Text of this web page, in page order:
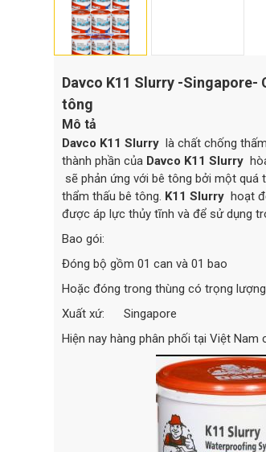
Davco K11 Slurry -Singapore-
tông
Mô tả
Davco K11 Slurry là chất chống
thành phần của Davco K11 Slurry
sẽ phản ứng với bê tông bởi một quá
thẩm thấu bê tông. K11 Slurry hoạt
được áp lực thủy tĩnh và để sử dụng
Bao gói:
Đóng bộ gồm 01 can và 01 bao
Hoặc đóng trong thùng có trọng
Xuất xứ: Singapore
Hiện nay hàng phân phối tại Việt Nam